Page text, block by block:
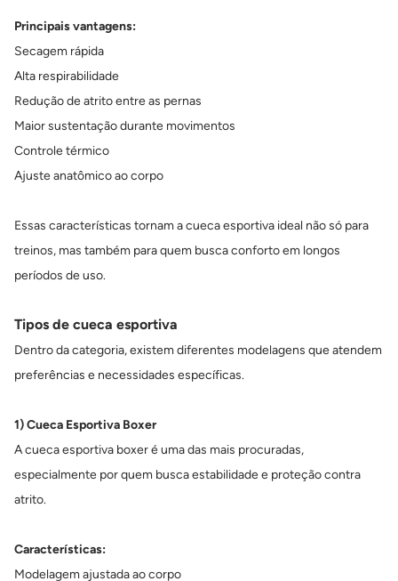
Principais vantagens:
Secagem rápida
Alta respirabilidade
Redução de atrito entre as pernas
Maior sustentação durante movimentos
Controle térmico
Ajuste anatômico ao corpo
Essas características tornam a cueca esportiva ideal não só para
treinos, mas também para quem busca conforto em longos
períodos de uso.
Tipos de cueca esportiva
Dentro da categoria, existem diferentes modelagens que atendem
preferências e necessidades específicas.
1) Cueca Esportiva Boxer
A cueca esportiva boxer é uma das mais procuradas,
especialmente por quem busca estabilidade e proteção contra
atrito.
Características:
Modelagem ajustada ao corpo